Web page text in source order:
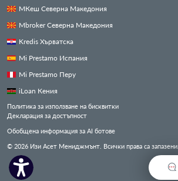
МКеш Северна Македония
Mbroker Северна Македония
Kredis Хърватска
Mi Prestamo Испания
Mi Prestamo Перу
iLoan Кения
Политика за използване на бисквитки
Декларация за достъпност
Обобщена информация за AI ботове
© 2026 Изи Асет Мениджмънт. Всички права са запазени.